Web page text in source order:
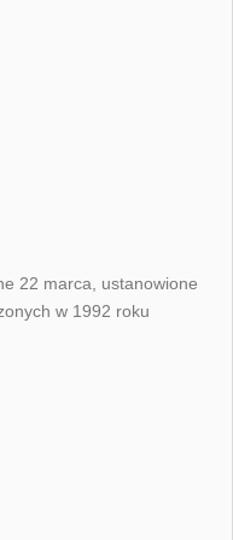
22 marca, ustanowione
w 1992 roku